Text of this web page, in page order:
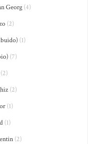
Georg (4)
(2)
(1)
(7)
(2)
(2)
(1)
(1)
(2)